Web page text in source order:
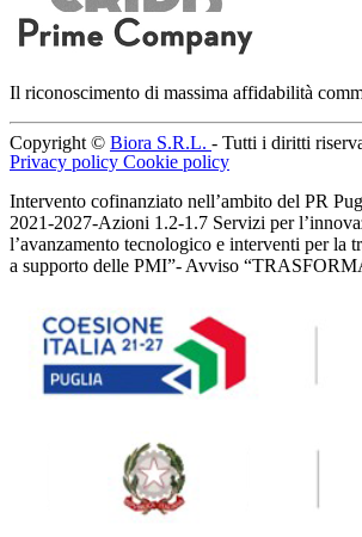
Il riconoscimento di massima affidabilità
Copyright © Biora S.R.L. - Tutti i diritti
Privacy policy Cookie policy
Intervento cofinanziato nell’ambito del PR
2021-2027-Azioni 1.2-1.7 Servizi per
l’avanzamento tecnologico e interventi per la
a supporto delle PMI”- Avviso